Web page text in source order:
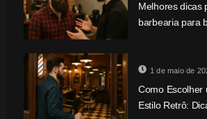
Melhores dicas
barbearia para
1 de maio de
Como Escolher
Estilo Retrô: